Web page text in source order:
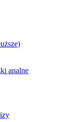
analne